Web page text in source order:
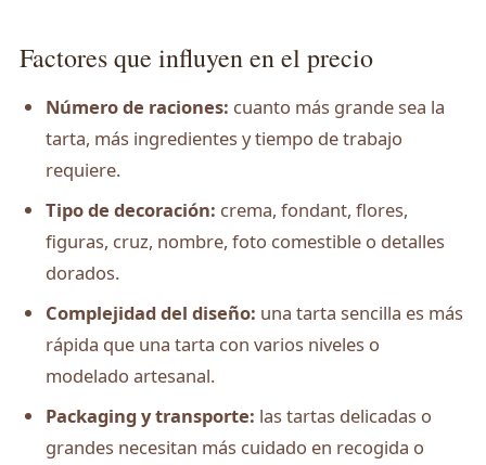
Factores que influyen en el precio
Número de raciones: cuanto más grande sea la
tarta, más ingredientes y tiempo de trabajo
requiere.
Tipo de decoración: crema, fondant, flores,
figuras, cruz, nombre, foto comestible o detalles
dorados.
Complejidad del diseño: una tarta sencilla es más
rápida que una tarta con varios niveles o
modelado artesanal.
Packaging y transporte: las tartas delicadas o
grandes necesitan más cuidado en recogida o